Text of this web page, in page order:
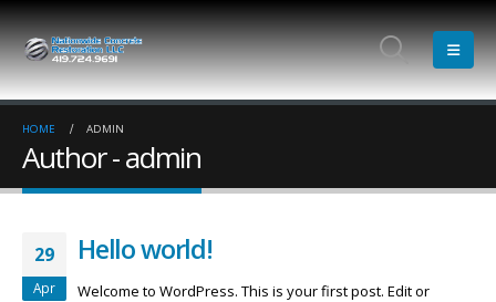
HOME ADMIN
Author - admin
29
Apr
Hello world!
Welcome to WordPress. This is your first post. Edit or